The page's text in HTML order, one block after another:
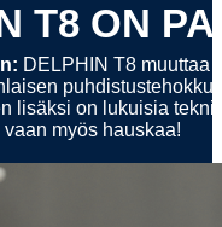
T8 ON
DELPHIN T8 muuttaa
lisäksi on lukuisia
myös hauskaa!